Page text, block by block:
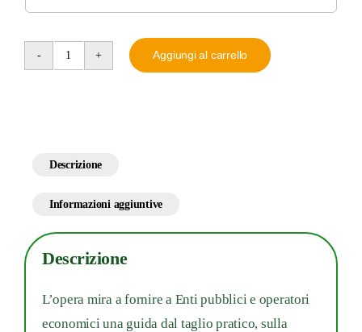
18,00 €
Gli
comunitaria
Aggiungi al carrello
Descrizione
Informazioni aggiuntive
Descrizione
L’opera mira a fornire a Enti pubblici e operatori
economici una guida dal taglio pratico, sulla